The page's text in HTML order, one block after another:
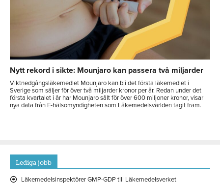
Nytt rekord i sikte: Mounjaro kan passera två miljarder
Viktnedgångsläkemedlet Mounjaro kan bli det första läkemedlet i
Sverige som säljer för över två miljarder kronor per år. Redan under det
första kvartalet i år har Mounjaro sålt för över 600 miljoner kronor, visar
nya data från E-hälsomyndigheten som Läkemedelsvärlden tagit fram.
Lediga jobb
Läkemedelsinspektörer GMP-GDP till Läkemedelsverket